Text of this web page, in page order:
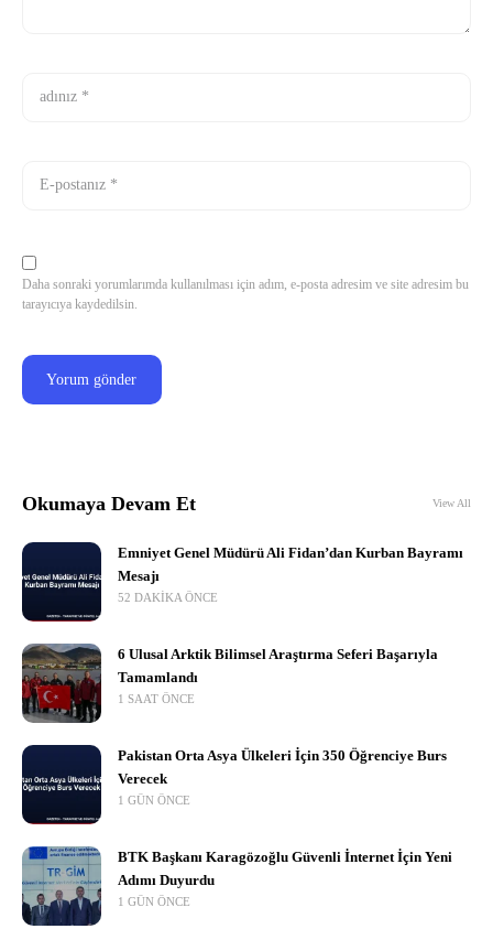
Daha sonraki yorumlarımda kullanılması için adım, e-posta adresim ve site adresim bu
tarayıcıya kaydedilsin.
Okumaya Devam Et View All
Emniyet Genel Müdürü Ali Fidan’dan Kurban Bayramı
Mesajı
52 DAKIKA ÖNCE
6 Ulusal Arktik Bilimsel Araştırma Seferi Başarıyla
Tamamlandı
1 SAAT ÖNCE
Pakistan Orta Asya Ülkeleri İçin 350 Öğrenciye Burs
Verecek
1 GÜN ÖNCE
BTK Başkanı Karagözoğlu Güvenli İnternet İçin Yeni
Adımı Duyurdu
1 GÜN ÖNCE